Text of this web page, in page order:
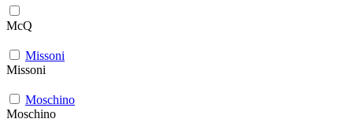
McQ
Missoni
Missoni
Moschino
Moschino